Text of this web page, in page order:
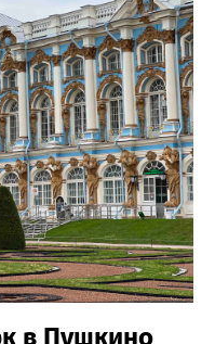
в Пушкино